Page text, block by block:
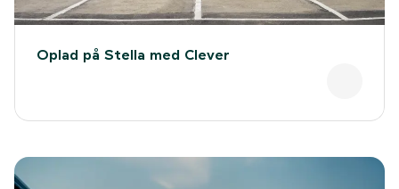
Oplad på Stella med Clever